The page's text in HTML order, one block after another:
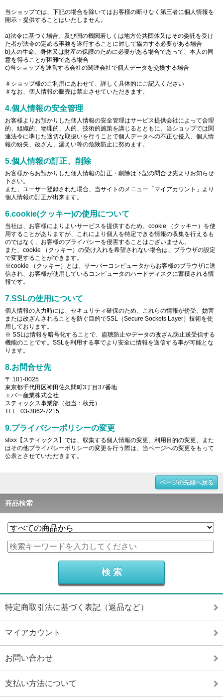
当ショップでは、下記の場合を除いてはお客様の断りなく第三者に個人情報を
開示・提供することはいたしません。
a)法令に基づく場合、及び国の機関若しくは地方公共団体又はその委託を受け
た者が法令の定める事務を遂行することに対して協力する必要がある場合
b)人の生命、身体又は財産の保護のために必要がある場合であって、本人の同
意を得ることが困難である場合
c)当ショップを運営する会社の関連会社で個人データを交換する場合
＃ショップ様のご利用にあわせて、詳しく具体的にご記入ください
＃なお、個人情報の販売は禁止させていただきます。
4.個人情報の安全管理
お客様よりお預かりした個人情報の安全管理はサービス提供会社によって合理
的、組織的、物理的、人的、技術的施策を講じるとともに、当ショップでは関
連法令に準じた適切な取扱いを行うことで個人データへの不正な侵入、個人情
報の紛失、改ざん、漏えい等の危険防止に努めます。
5.個人情報の訂正、削除
お客様からお預かりした個人情報の訂正・削除は下記の問合せ先よりお知らせ
下さい。
また、ユーザー登録された場合、当サイトのメニュー「マイアカウント」より
個人情報の訂正が出来ます。
6.cookie(クッキー)の使用について
当社は、お客様によりよいサービスを提供するため、cookie （クッキー）を使
用することがありますが、これにより個人を特定できる情報の収集を行えるも
のではなく、お客様のプライバシーを侵害することはございません。
また、cookie （クッキー）の受け入れを希望されない場合は、ブラウザの設定
で変更することができます。
※cookie （クッキー）とは、サーバーコンピュータからお客様のブラウザに送
信され、お客様が使用しているコンピュータのハードディスクに蓄積される情
報です。
7.SSLの使用について
個人情報の入力時には、セキュリティ確保のため、これらの情報が傍受、妨害
または改ざんされることを防ぐ目的でSSL（Secure Sockets Layer）技術を使
用しております。
※ SSLは情報を暗号化することで、盗聴防止やデータの改ざん防止送受信する
機能のことです。SSLを利用する事でより安全に情報を送信する事が可能とな
ります。
8.お問合せ先
〒 101-0025
東京都千代田区神田佐久間町3丁目37番地
エバー産業株式会社
スティックス事業部（担当：秋元）
TEL : 03-3862-7215
9.プライバシーポリシーの変更
stixx【スティックス】では、収集する個人情報の変更、利用目的の変更、また
はその他プライバシーポリシーの変更を行う際は、当ページへの変更をもって
公表とさせていただきます。
ページの先頭へ戻る
商品検索
特定商取引法に基づく表記（返品など）
マイアカウント
お問い合わせ
支払い方法について